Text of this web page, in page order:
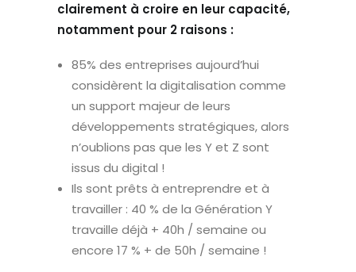
clairement à croire en leur capacité,
notamment pour 2 raisons :
85% des entreprises aujourd’hui
considèrent la digitalisation comme
un support majeur de leurs
développements stratégiques, alors
n’oublions pas que les Y et Z sont
issus du digital !
Ils sont prêts à entreprendre et à
travailler : 40 % de la Génération Y
travaille déjà + 40h / semaine ou
encore 17 % + de 50h / semaine !